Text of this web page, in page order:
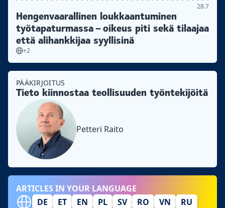
28.7
Hengenvaarallinen loukkaantuminen
työtapaturmassa – oikeus piti sekä tilaajaa
että alihankkijaa syyllisinä
+2
PÄÄKIRJOITUS
Tieto kiinnostaa teollisuuden työntekijöitä
Petteri Raito
ARTICLES IN YOUR LANGUAGE
DE
ET EN PL SV RO VN
RU